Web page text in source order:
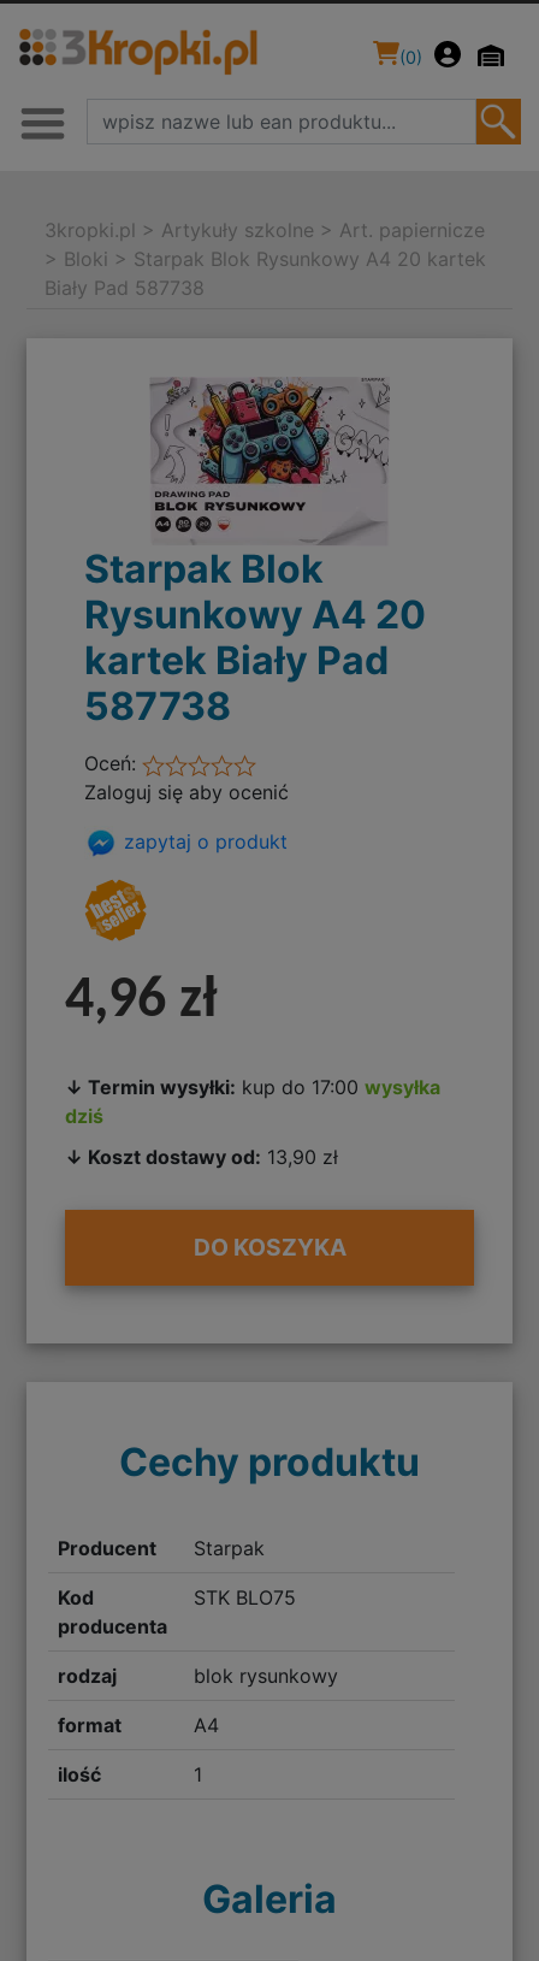
(0)
3kropki.pl > Artykuły szkolne > Art. papiernicze
> Bloki > Starpak Blok Rysunkowy A4 20 kartek
Biały Pad 587738
Starpak Blok
Rysunkowy A4 20
kartek Biały Pad
587738
Oceń:
Zaloguj się aby ocenić
zapytaj o produkt
4,96 zł
↓ Termin wysyłki: kup do 17:00wysyłka
dziś
↓ Koszt dostawy od: 13,90 zł
DO KOSZYKA
Cechy produktu
Producent Starpak
Kod
producenta
STK BLO75
rodzaj blok rysunkowy
format A4
ilość 1
Galeria